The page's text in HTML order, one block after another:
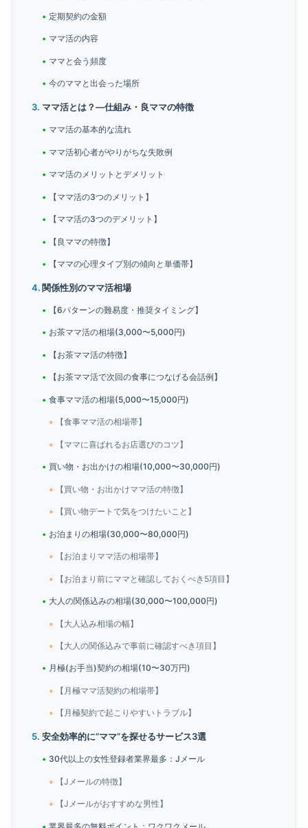
定期契約の金額
ママ活の内容
ママと会う頻度
今のママと出会った場所
ママ活とは？―仕組み・良ママの特徴
ママ活の基本的な流れ
ママ活初心者がやりがちな失敗例
ママ活のメリットとデメリット
【ママ活の3つのメリット】
【ママ活の3つのデメリット】
【良ママの特徴】
【ママの心理タイプ別の傾向と単価帯】
関係性別のママ活相場
【6パターンの難易度・推奨タイミング】
お茶ママ活の相場(3,000〜5,000円)
【お茶ママ活の特徴】
【お茶ママ活で次回の食事につなげる会話例】
食事ママ活の相場(5,000〜15,000円)
【食事ママ活の相場帯】
【ママに喜ばれるお店選びのコツ】
買い物・お出かけの相場(10,000〜30,000円)
【買い物・お出かけママ活の特徴】
【買い物デートで気をつけたいこと】
お泊まりの相場(30,000〜80,000円)
【お泊まりママ活の相場帯】
【お泊まり前にママと確認しておくべき5項目】
大人の関係込みの相場(30,000〜100,000円)
【大人込み相場の幅】
【大人の関係込みで事前に確認すべき項目】
月極(お手当)契約の相場(10〜30万円)
【月極ママ活契約の相場帯】
【月極契約で起こりやすいトラブル】
安全効率的に”ママ”を探せるサービス3選
30代以上の女性登録者業界最多：Jメール
【Jメールの特徴】
【Jメールがおすすめな男性】